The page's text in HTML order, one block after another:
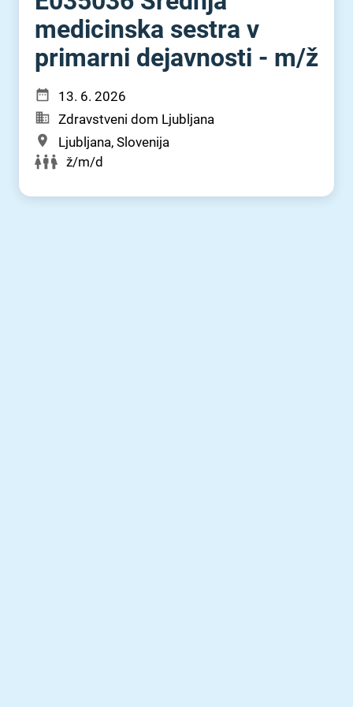
medicinska sestra v
primarni dejavnosti - m⁠/⁠ž
13. 6. 2026
Zdravstveni dom Ljubljana
Ljubljana, Slovenija
ž/m/d